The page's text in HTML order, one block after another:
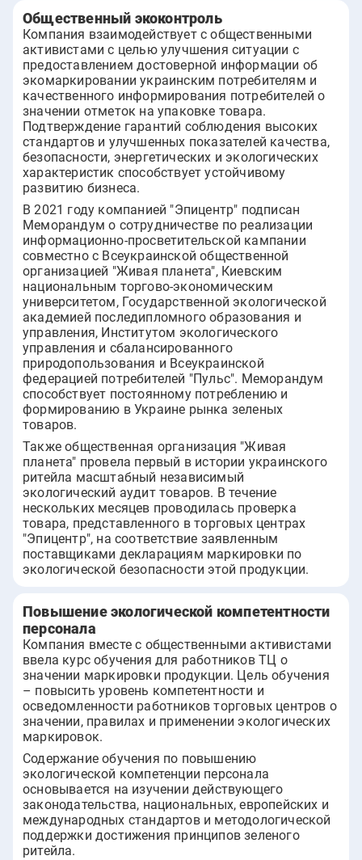
Общественный экоконтроль
Компания взаимодействует с общественными
активистами с целью улучшения ситуации с
предоставлением достоверной информации об
экомаркировании украинским потребителям и
качественного информирования потребителей о
значении отметок на упаковке товара.
Подтверждение гарантий соблюдения высоких
стандартов и улучшенных показателей качества,
безопасности, энергетических и экологических
характеристик способствует устойчивому
развитию бизнеса.
В 2021 году компанией "Эпицентр" подписан
Меморандум о сотрудничестве по реализации
информационно-просветительской кампании
совместно с Всеукраинской общественной
организацией "Живая планета", Киевским
национальным торгово-экономическим
университетом, Государственной экологической
академией последипломного образования и
управления, Институтом экологического
управления и сбалансированного
природопользования и Всеукраинской
федерацией потребителей "Пульс". Меморандум
способствует постоянному потреблению и
формированию в Украине рынка зеленых
товаров.
Также общественная организация "Живая
планета" провела первый в истории украинского
ритейла масштабный независимый
экологический аудит товаров. В течение
нескольких месяцев проводилась проверка
товара, представленного в торговых центрах
"Эпицентр", на соответствие заявленным
поставщиками декларациям маркировки по
экологической безопасности этой продукции.
Повышение экологической компетентности
персонала
Компания вместе с общественными активистами
ввела курс обучения для работников ТЦ о
значении маркировки продукции. Цель обучения
– повысить уровень компетентности и
осведомленности работников торговых центров о
значении, правилах и применении экологических
маркировок.
Содержание обучения по повышению
экологической компетенции персонала
основывается на изучении действующего
законодательства, национальных, европейских и
международных стандартов и методологической
поддержки достижения принципов зеленого
ритейла.